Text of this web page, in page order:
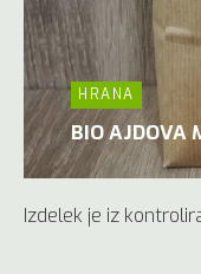
HRANA
BIO AJDOVA
Izdelek je iz